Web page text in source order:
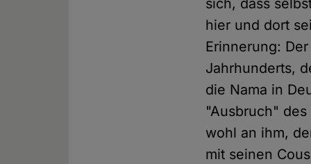
sich, dass
hier und dort
Erinnerung:
Jahrhunderts,
die Nama in
"Ausbruch"
wohl an ihm,
mit seinen